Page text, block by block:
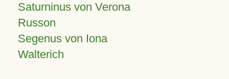
Saturninus von Verona
Russon
Segenus von Iona
Walterich